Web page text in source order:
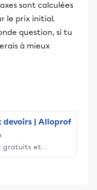
sont calculées
le prix initial.
question, si tu
à mieux
| Alloprof
gratuits et
les élèves